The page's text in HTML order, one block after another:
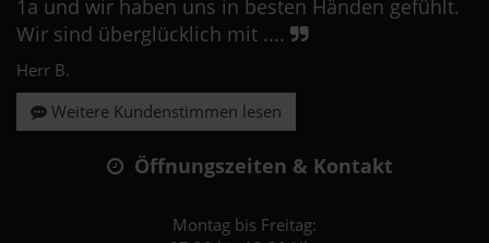
1a und wir haben uns in besten Händen gefühlt.
Wir sind überglücklich mit ....
Herr B.
Weitere Kundenstimmen lesen
Öffnungszeiten & Kontakt
Montag bis Freitag: